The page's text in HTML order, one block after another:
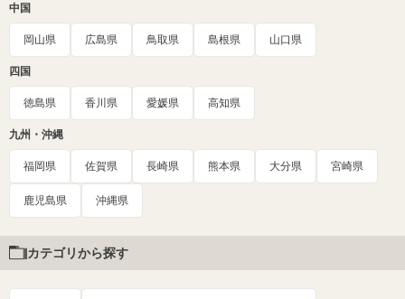
中国
岡山県 広島県 鳥取県 島根県 山口県
四国
徳島県 香川県 愛媛県 高知県
九州・沖縄
福岡県 佐賀県 長崎県 熊本県 大分県 宮崎県
鹿児島県 沖縄県
カテゴリから探す